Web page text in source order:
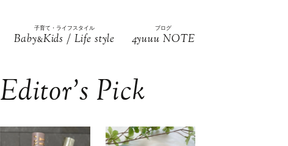
子育て・ライフスタイル
Baby&Kids / Life style
ブログ
4yuuu NOTE
Editor’s Pick